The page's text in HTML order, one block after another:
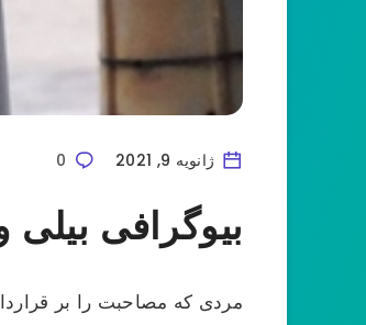
ژانویه 9, 2021 0
بیوگرافی بیلی
مردی که مصاحبت را بر